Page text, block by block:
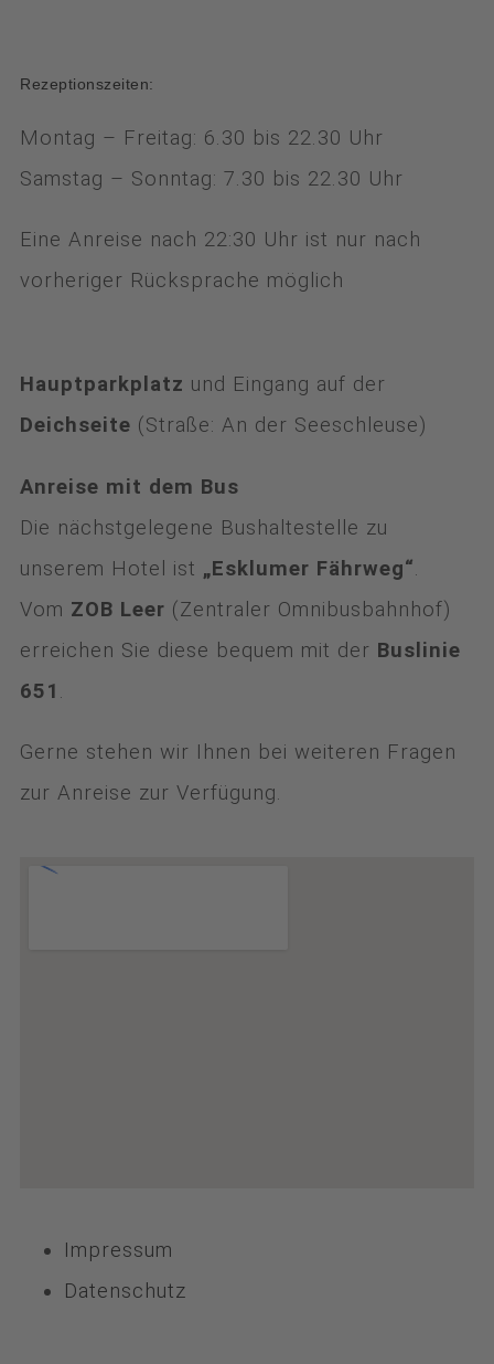
Rezeptionszeiten:
Montag – Freitag: 6.30 bis 22.30 Uhr
Samstag – Sonntag: 7.30 bis 22.30 Uhr
Eine Anreise nach 22:30 Uhr ist nur nach
vorheriger Rücksprache möglich
Hauptparkplatz und Eingang auf der
Deichseite (Straße: An der Seeschleuse)
Anreise mit dem Bus
Die nächstgelegene Bushaltestelle zu
unserem Hotel ist „Esklumer Fährweg“.
Vom ZOB Leer (Zentraler Omnibusbahnhof)
erreichen Sie diese bequem mit der Buslinie
651 .
Gerne stehen wir Ihnen bei weiteren Fragen
zur Anreise zur Verfügung.
Impressum
Datenschutz